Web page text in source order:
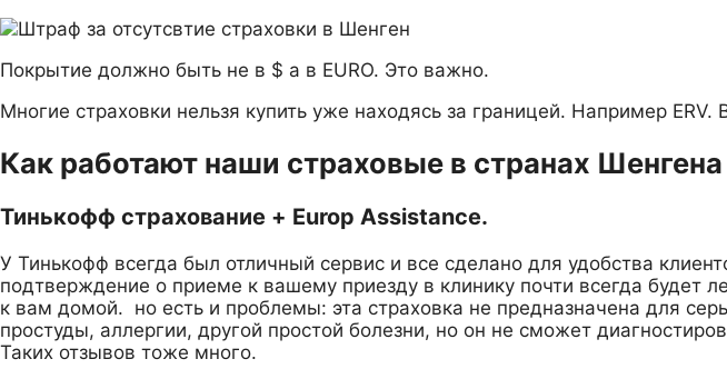
Покрытие должно быть не в $ а в EURO. Это важно.
Многие страховки нельзя купить уже находясь за границей. Например
Как работают наши страховые в странах Шенгена
Тинькофф страхование + Europ Assistance.
У Тинькофф всегда был отличный сервис и все сделано для удобства
подтверждение о приеме к вашему приезду в клинику почти всегда будет
к вам домой. но есть и проблемы: эта страховка не предназначена для
простуды, аллергии, другой простой болезни, но он не сможет
Таких отзывов тоже много.